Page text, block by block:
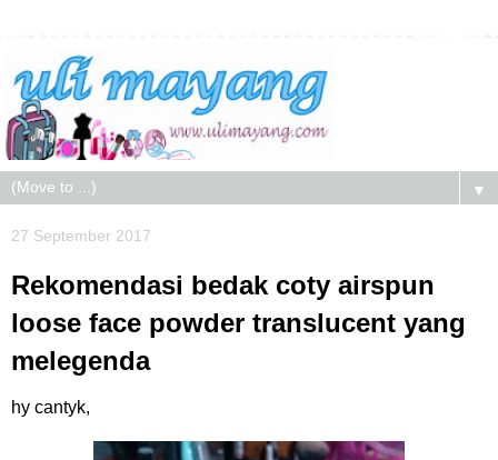
▼
27 September 2017
Rekomendasi bedak coty airspun
loose face powder translucent yang
melegenda
hy cantyk,